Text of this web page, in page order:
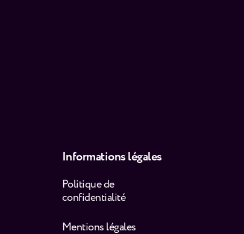
Informations légales
Politique de
confidentialité
Mentions légales